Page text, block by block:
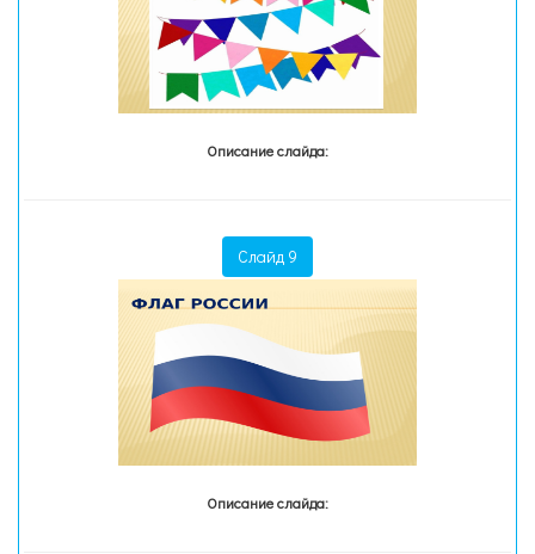
Описание слайда:
Слайд 9
Описание слайда: